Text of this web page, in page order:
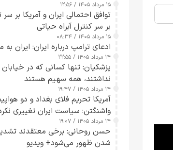
۱۵ مرداد ۱۴۰۵ / ۱۲:۵۶
توافق احتمالی ایران و آمریکا بر
بر سر کنترل آبراه حیاتی
۱۵ مرداد ۱۴۰۵ / ۰۸:۳۴
ادعای ترامپ درباره ایران: ایران
۱۴ مرداد ۱۴۰۵ / ۲۲:۵۵
پزشکیان: تنها کسانی که در خیابان
نداشتند، همه سهیم هستند
۱۴ مرداد ۱۴۰۵ / ۱۹:۴۷
آمریکا تحریم فلای بغداد و دو
واشنگتن: سیاست ایران تغییری
۱۴ مرداد ۱۴۰۵ / ۱۹:۰۷
حسن روحانی: برخی معتقدند
شدن ظهور می‌شود+ ویدیو